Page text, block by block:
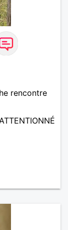
rencontre